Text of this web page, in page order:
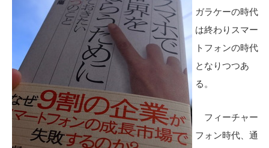
ガラケーの時代
は終わりスマー
トフォンの時代
となりつつあ
る。
フィーチャー
フォン時代、通